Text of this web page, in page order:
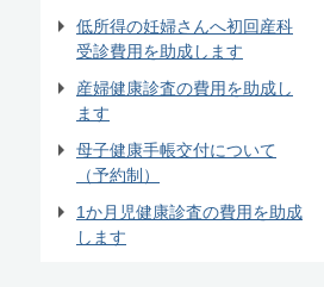
低所得の妊婦さんへ初回産科
受診費用を助成します
産婦健康診査の費用を助成し
ます
母子健康手帳交付について
（予約制）
1か月児健康診査の費用を助成
します